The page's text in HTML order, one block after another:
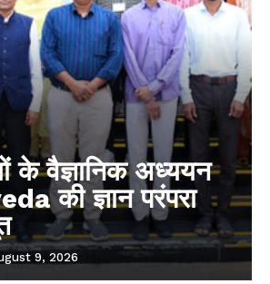
के वैज्ञानिक अध्ययन
की ज्ञान परंपरा
9, 2026